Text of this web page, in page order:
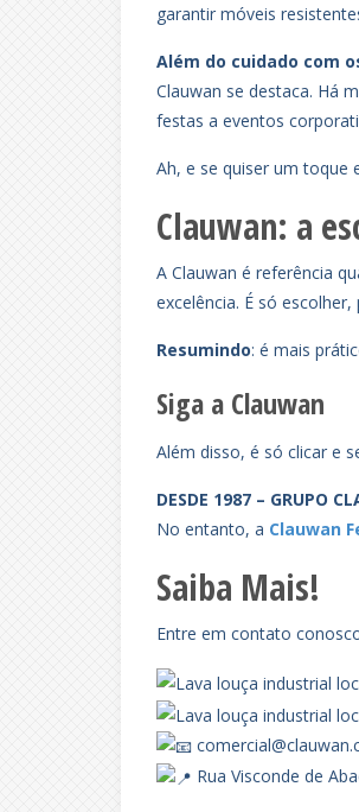
garantir móveis
Além do cuidado com
Clauwan se destaca. Há
festas a eventos
Ah, e se quiser um toque
Clauwan: a
A Clauwan é referência
excelência. É só
Resumindo: é mais
Siga a Clauwan
Além disso, é só clicar e
DESDE 1987 – GRUPO
No entanto, a Clauwan
Saiba Mais!
Entre em contato
Rua Visconde de